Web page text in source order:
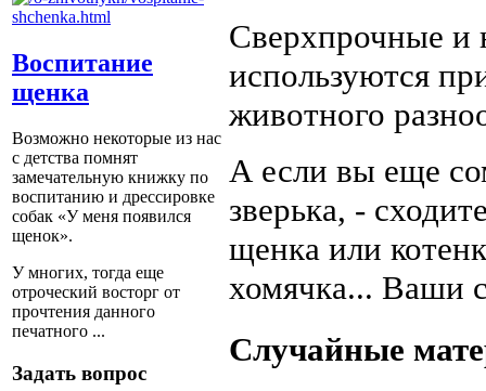
Воспитание
щенка
Возможно некоторые из нас
с детства помнят
замечательную книжку по
воспитанию и дрессировке
собак «У меня появился
щенок».
У многих, тогда еще
отроческий восторг от
прочтения данного
печатного ...
Задать вопрос
Сверхпрочные и
используются
животного
А если вы еще
зверька, -
щенка или
хомячка... Ваши
Случайные